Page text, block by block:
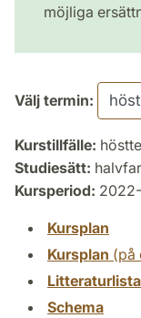
möjliga
Välj termin:
Kurstillfälle:
Studiesätt:
Kursperiod:
Kursplan
Kursplan (på
Litteraturlista
Schema